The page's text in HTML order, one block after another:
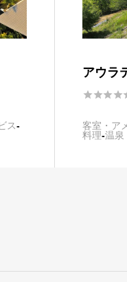
ス-
アウラ

客室・ア
料理-温泉